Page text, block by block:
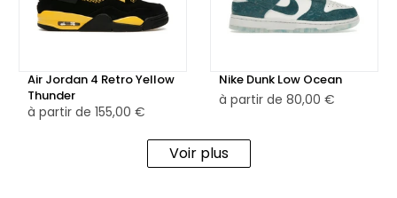
Air Jordan 4 Retro Yellow
Thunder
à partir de 155,00 €
Nike Dunk Low Ocean
à partir de 80,00 €
Voir plus